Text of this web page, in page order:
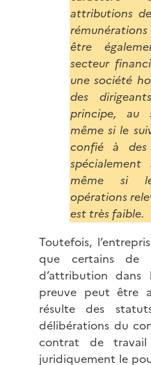
attributions
être
secteur
une société
des
principe, au
même si le
confié à des
même si
opérations
est très faible.
Toutefois,
que certains de
d’attribution dans
preuve peut être
résulte des
délibérations du
contrat de travail
juridiquement le